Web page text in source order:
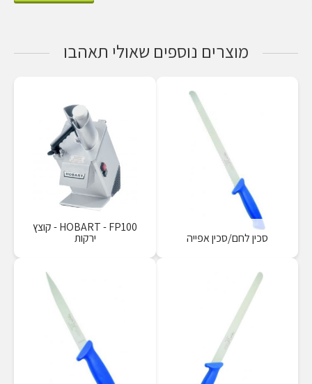
מוצרים נוספים שאולי תאהבו
סכין לחם/סכין אפייה
HOBART - FP100 - קוצץ
ירקות